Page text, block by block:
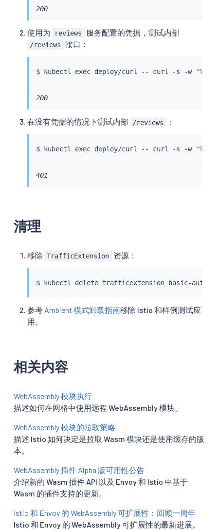
200
使用为 reviews 服务配置的凭据，测试内部
/reviews 接口：
$ kubectl exec deploy/curl -- curl -s -w
200
在没有凭据的情况下测试内部 /reviews ：
$ kubectl exec deploy/curl -- curl -s -w
401
清理
移除 TrafficExtension 资源：
$ kubectl
参考 Ambient 模式卸载指南移除 Istio 和样例测试应
用。
相关内容
WebAssembly 模块执行
描述如何在网格中使用远程 WebAssembly 模块。
WebAssembly 模块的拉取策略
描述 Istio 如何决定是拉取 Wasm 模块还是使用缓存的版
本。
WebAssembly 插件 Alpha 版可用性公告
介绍新的 Wasm 插件 API 以及 Envoy 和 Istio 中基于
Wasm 的插件支持的更新。
Istio 和 Envoy 的 WebAssembly 可扩展性：回顾一周年
Istio 和 Envoy 的 WebAssembly 可扩展性的最新进展。